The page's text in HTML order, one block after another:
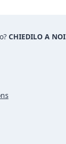
CHIEDILO A NOI